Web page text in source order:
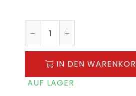
IN DEN
AUF LAGER